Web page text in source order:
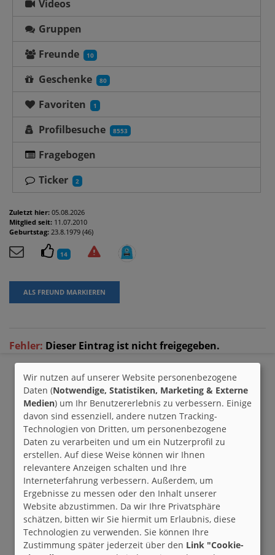
Videos
Gruppen
Freunde
10
Geschenke 80
Favoriten 1
Profilbesuche 8553
Fragebogen
Ticker
2
Zuletzt hier: 05.08.2026
Mitglied seit: 11.07.2010
Geburtstag: 23.8.1979 (46)
14
ALS FREUND MARKIEREN
Fehler: Dieser Eintrag ist nicht freigegeben.
Wir nutzen auf unserer Website personenbezogene
Daten (Notwendige, Statistiken, Marketing & Externe
Medien) um Ihr Benutzererlebnis zu verbessern. Einige
davon sind essenziell, andere nutzen Tracking-
Technologien von Dritten, um personenbezogene
Daten zu verarbeiten und um ein Nutzerprofil zu
erstellen. Auf diese Weise können wir Ihnen
relevantere Anzeigen schalten und Ihre
Interneterfahrung verbessern. Außerdem, um
Ergebnisse zu messen oder den Inhalt unserer
Website abzustimmen. Da wir Ihre Privatsphäre
schätzen, bitten wir Sie hiermit um Erlaubnis, diese
Technologien zu verwenden. Sie können Ihre
Zustimmung später jederzeit über den Link "Cookie-